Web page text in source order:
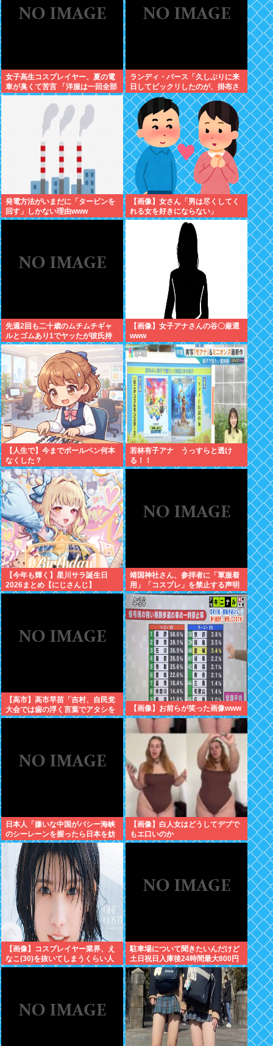
女子高生コスプレイヤー、夏の電
車が臭くて苦言 「洋服は一回全部
熱湯につけよう！洗濯機はキッチ
ンハイター薄めた水で一回まわそ
ランディ・バース「久しぶりに来
日してビックリしたのが、掛布さ
んの髪の毛が増えていた。岡田さ
んは髪の毛がなくなってた」
発電方法がいまだに「タービンを
回す」しかない理由www
【画像】女さん「男は尽くしてく
れる女を好きにならない」
先週2回も二十歳のムチムチギャ
ルとゴムあり1でヤッたが彼氏持
ちと判明して脳破壊されとる
【画像】女子アナさんの谷〇厳選
www
【人生で】今までボールペン何本
なくした？
若林有子アナ うっすらと透け
る！！
【今年も輝く】星川サラ誕生日
2026まとめ【にじさんじ】
靖国神社さん、参拝者に「軍服着
用」「コスプレ」を禁止する声明
を出してしまうwww
【高市】高市早苗「吉村、自民党
大会では歯の浮く言葉でアタシを
褒めちぎりなさい！」大阪維新吉
【画像】お前らが笑った画像www
日本人「嫌いな中国がバシー海峡
のシーレーンを握ったら日本を妨
害するに違いない、だから台湾支
援だムキー」つまりそういうこと
でしょ
【画像】白人女はどうしてデブで
もエ口いのか
【画像】コスプレイヤー業界、え
なこ(30)を抜いてしまうくらい人
気の22歳の美少女が可愛すぎる
駐車場について聞きたいんだけど
土日祝日入庫後24時間最大800円
って日曜いれて出庫日が平日の場
合料金どうなるの